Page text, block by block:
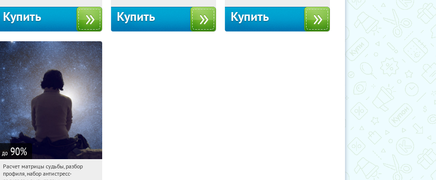
Купить Купить Купить
до 90%
10:05:12 Купили:
Расчет матрицы судьбы, разбор
профиля, набор антистресс-